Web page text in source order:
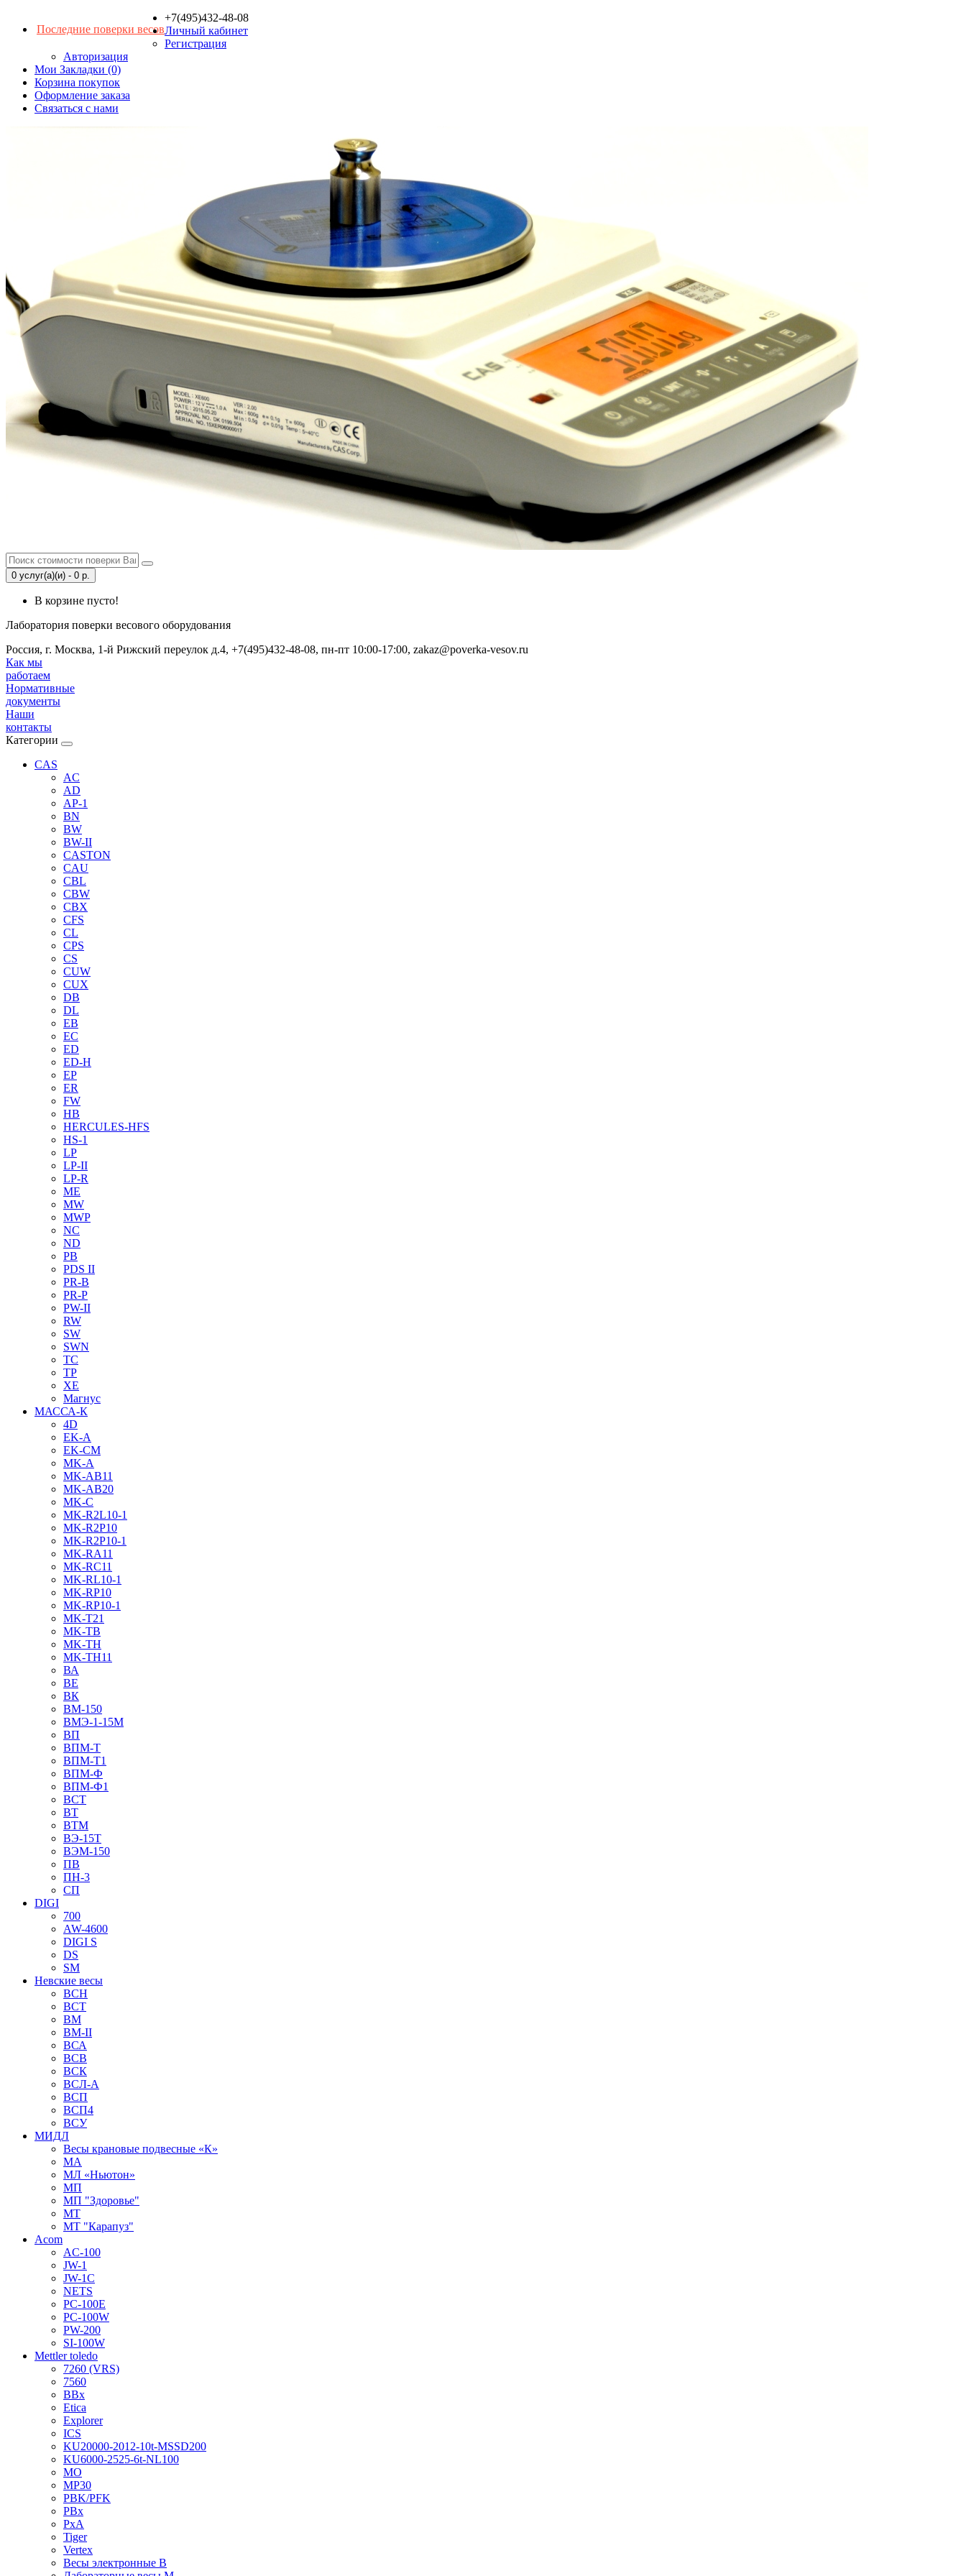
Последние поверки весов
+7(495)432-48-08
Личный кабинет
Регистрация
Авторизация
Мои Закладки (0)
Корзина покупок
Оформление заказа
Связаться с нами
0 услуг(а)(и) - 0 р.
В корзине пусто!
Лаборатория поверки весового оборудования
Россия, г. Москва, 1-й Рижский переулок д.4, +7(495)432-48-08, пн-пт 10:00-17:00, zakaz@poverka-vesov.ru
Как мы
работаем
Нормативные
документы
Наши
контакты
Категории
CAS
AC
AD
AP-1
BN
BW
BW-II
CASTON
CAU
CBL
CBW
CBX
CFS
CL
CPS
CS
CUW
CUX
DB
DL
EB
EC
ED
ED-H
EP
ER
FW
HB
HERCULES-HFS
HS-1
LP
LP-II
LP-R
ME
MW
MWP
NC
ND
PB
PDS II
PR-B
PR-P
PW-II
RW
SW
SWN
TC
TP
XE
Магнус
МАССА-К
4D
EK-A
EK-CM
MK-A
MK-AB11
MK-AB20
MK-C
MK-R2L10-1
MK-R2P10
MK-R2P10-1
MK-RA11
MK-RC11
MK-RL10-1
MK-RP10
MK-RP10-1
MK-T21
MK-TB
MK-TH
MK-TH11
ВА
ВЕ
ВК
ВМ-150
ВМЭ-1-15М
ВП
ВПМ-Т
ВПМ-Т1
ВПМ-Ф
ВПМ-Ф1
ВСТ
ВТ
ВТМ
ВЭ-15Т
ВЭМ-150
ПВ
ПН-3
СП
DIGI
700
AW-4600
DIGI S
DS
SM
Невские весы
BCH
BCT
BM
BM-II
ВСА
ВСВ
ВСК
ВСЛ-А
ВСП
ВСП4
ВСУ
МИДЛ
Весы крановые подвесные «К»
МА
МЛ «Ньютон»
МП
МП "Здоровье"
МТ
МТ "Карапуз"
Acom
AC-100
JW-1
JW-1C
NETS
PC-100E
PC-100W
PW-200
SI-100W
Mettler toledo
7260 (VRS)
7560
BBx
Etica
Explorer
ICS
KU20000-2012-10t-MSSD200
KU6000-2525-6t-NL100
MO
MP30
PBK/PFK
PBx
PxA
Tiger
Vertex
Весы электронные B